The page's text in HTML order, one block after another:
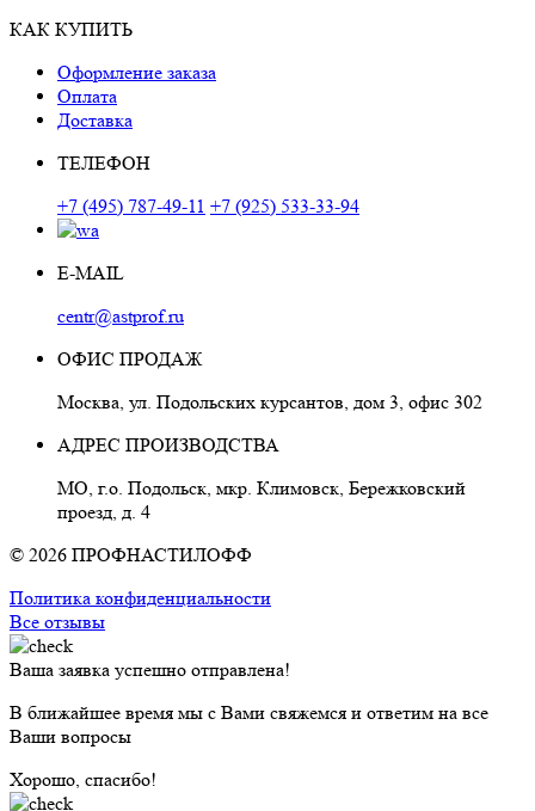
КАК КУПИТЬ
Оформление заказа
Оплата
Доставка
ТЕЛЕФОН
+7 (495) 787-49-11 +7 (925) 533-33-94
E-MAIL
centr@astprof.ru
ОФИС ПРОДАЖ
Москва, ул. Подольских курсантов, дом 3, офис 302
АДРЕС ПРОИЗВОДСТВА
МО, г.о. Подольск, мкр. Климовск, Бережковский
проезд, д. 4
© 2026 ПРОФНАСТИЛОФФ
Политика конфиденциальности
Все отзывы
Ваша заявка успешно отправлена!
В ближайшее время мы с Вами свяжемся и ответим на все
Ваши вопросы
Хорошо, спасибо!